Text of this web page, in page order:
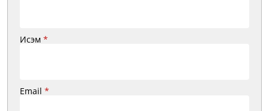
Исэм *
Email *